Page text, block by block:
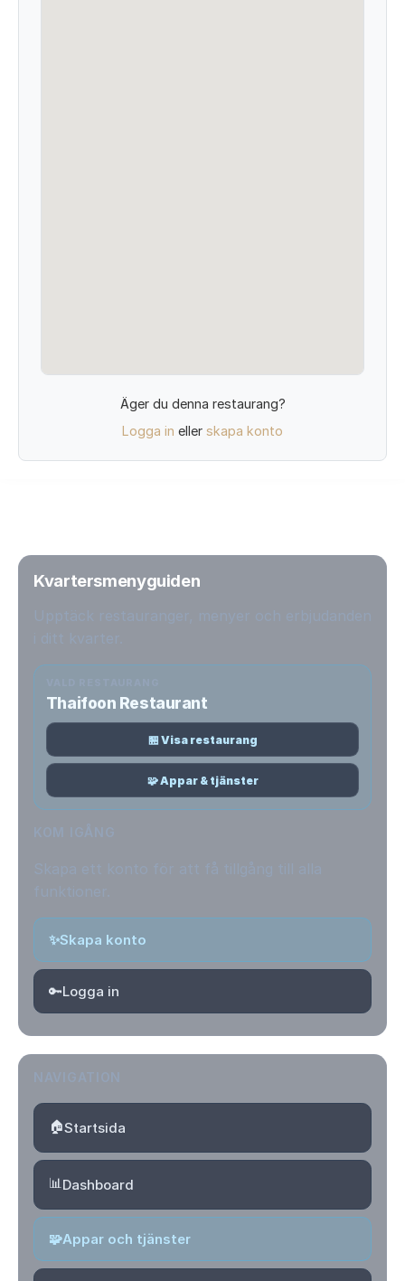
Äger du denna restaurang?
Logga in eller skapa konto
Kvartersmenyguiden
Thaifoon Restaurant
🏪 Visa restaurang
🧩 Appar & tjänster
✨Skapa konto
🔑Logga in
🏠Startsida
📊Dashboard
🧩Appar och tjänster